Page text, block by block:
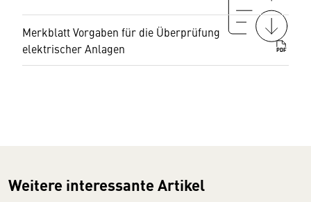
Merkblatt Vorgaben für die Überprüfung
elektrischer Anlagen
PDF
Weitere interessante Artikel